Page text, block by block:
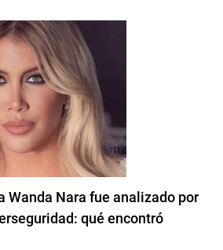
Wanda Nara fue analizado por
qué encontró